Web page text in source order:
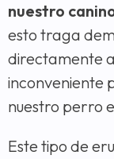
nuestro
esto traga
directamente
inconveniente
nuestro perro
Este tipo de